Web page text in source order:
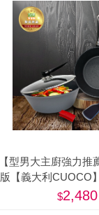
【型男大主廚強力推
版【義大利CUOCO
S3-IH深煎炒鍋
2,480